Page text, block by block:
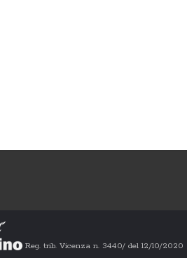
Reg. trib. Vicenza n. 3440/ del 12/10/2020